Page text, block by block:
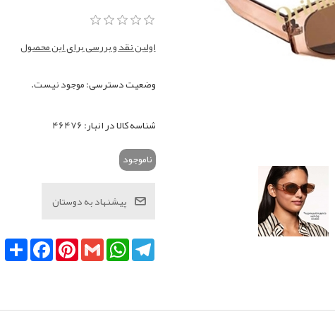
اولین نقد و بررسی برای این محصول
وضعیت دسترسی:موجود نیست.
شناسه کالا در انبار:46476
ناموجود
اشتراک
FacebookPinterestGmail
WhatsAppTelegram